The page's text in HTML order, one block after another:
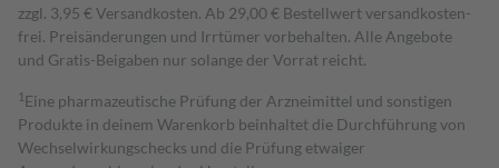
zzgl. 3,95 € Versandkosten. Ab 29,00 € Bestell­wert versand­kosten­
frei. Preisänderungen und Irrtümer vorbehalten. Alle Angebote
und Gratis-Beigaben nur solange der Vorrat reicht.
1 Eine pharmazeutische Prüfung der Arzneimittel und sonstigen
Produkte in deinem Warenkorb beinhaltet die Durchführung von
Wechselwirkungschecks und die Prüfung etwaiger